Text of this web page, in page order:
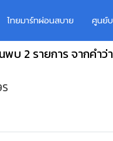
ไทยมาร์ทผ่อนสบาย ศูนย์
พบ 2 รายการ จากคำว่